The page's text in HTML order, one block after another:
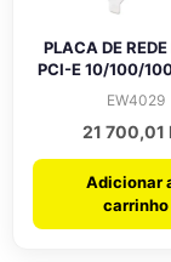
PLACA DE
PCI-E 10/100/
EW4029
21 700,01
Adicionar
carrinho